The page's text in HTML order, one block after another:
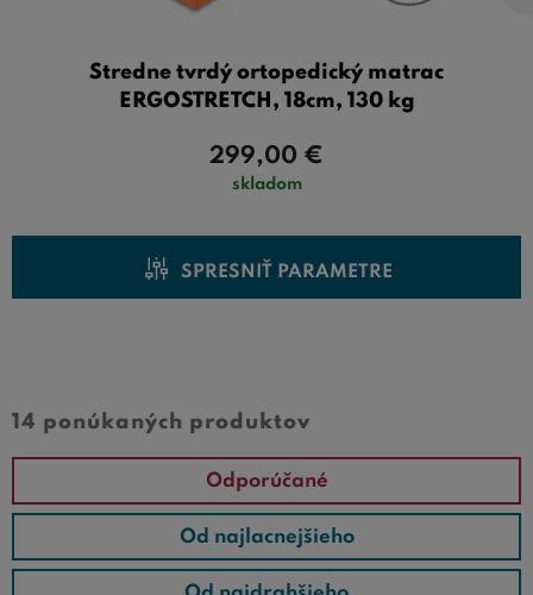
Stredne tvrdý ortopedický matrac
ERGOSTRETCH, 18cm, 130 kg
skladom
299,00 €
SPRESNIŤ PARAMETRE
14 ponúkaných produktov
Odporúčané
Od najlacnejšieho